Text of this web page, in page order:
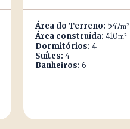
Área do Terreno: 547m²
Área construída: 410m²
Dormitórios: 4
Suítes: 4
Banheiros: 6